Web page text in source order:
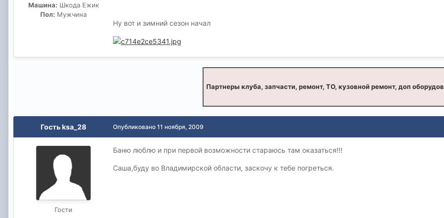
Машина: Шкода Ежик
Пол: Мужчина
Ну вот и зимний сезон начал
Партнеры клуба, запчасти, ремонт, ТО, кузовной ремонт, доп
Гость ksa_28
Гости
Опубликовано 11 ноября, 2009
Баню люблю и при первой возможности стараюсь там оказаться!!!
Саша,буду во Владимирской области, заскочу к тебе погреться.